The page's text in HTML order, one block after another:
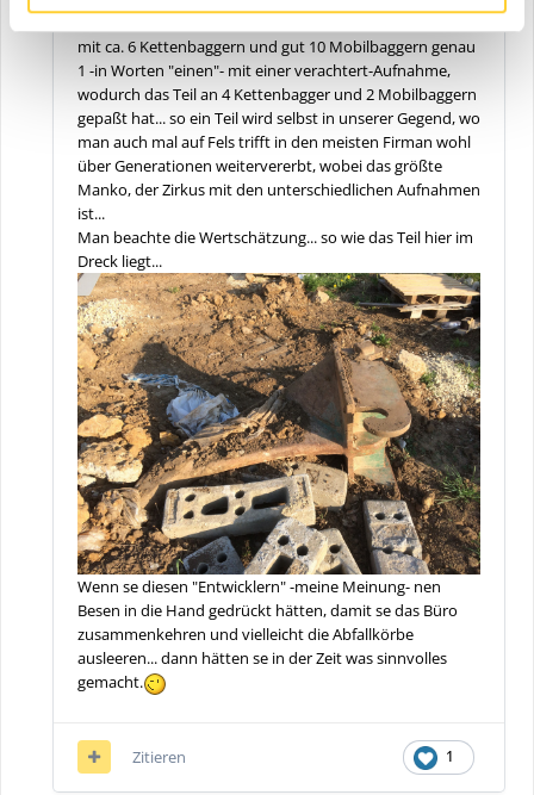
mit ca. 6 Kettenbaggern und gut 10 Mobilbaggern genau
1 -in Worten "einen"- mit einer verachtert-Aufnahme,
wodurch das Teil an 4 Kettenbagger und 2 Mobilbaggern
gepaßt hat... so ein Teil wird selbst in unserer Gegend, wo
man auch mal auf Fels trifft in den meisten Firman wohl
über Generationen weitervererbt, wobei das größte
Manko, der Zirkus mit den unterschiedlichen Aufnahmen
ist...
Man beachte die Wertschätzung... so wie das Teil hier im
Dreck liegt...
Wenn se diesen "Entwicklern" -meine Meinung- nen
Besen in die Hand gedrückt hätten, damit se das Büro
zusammenkehren und vielleicht die Abfallkörbe
ausleeren... dann hätten se in der Zeit was sinnvolles
gemacht.
1
Zitieren